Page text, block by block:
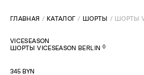
ГЛАВНАЯ КАТАЛОГ ШОРТЫ ШОРТЫ
VICESEASON
ШОРТЫ VICESEASON BERLIN ()
345 BYN